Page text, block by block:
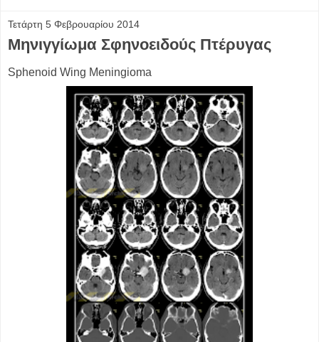
Τετάρτη 5 Φεβρουαρίου 2014
Μηνιγγίωμα Σφηνοειδούς Πτέρυγας
Sphenoid Wing Meningioma